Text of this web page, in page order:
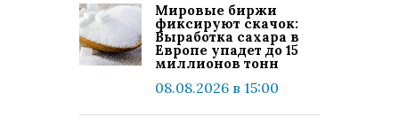
Мировые биржи
фиксируют скачок:
Выработка сахара в
Европе упадет до 15
миллионов тонн
08.08.2026 в 15:00